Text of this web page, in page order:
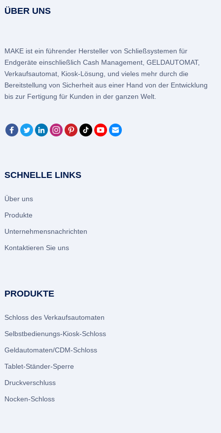
ÜBER UNS
MAKE ist ein führender Hersteller von Schließsystemen für
Endgeräte einschließlich Cash Management, GELDAUTOMAT,
Verkaufsautomat, Kiosk-Lösung, und vieles mehr durch die
Bereitstellung von Sicherheit aus einer Hand von der Entwicklung
bis zur Fertigung für Kunden in der ganzen Welt.
SCHNELLE LINKS
Über uns
Produkte
Unternehmensnachrichten
Kontaktieren Sie uns
PRODUKTE
Schloss des Verkaufsautomaten
Selbstbedienungs-Kiosk-Schloss
Geldautomaten/CDM-Schloss
Tablet-Ständer-Sperre
Druckverschluss
Nocken-Schloss